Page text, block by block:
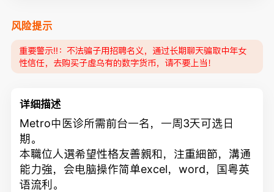
风险提示
重要警示‼️：不法骗子用招聘名义，通过长期聊天骗取中年女
性信任，去购买子虚乌有的数字货币，请不要上当！
详细描述
Metro中医诊所需前台一名，一周3天可选日
期。
本職位人選希望性格友善親和，注重細節，溝通
能力強，会电脑操作简单excel，word，国粤英
语流利。